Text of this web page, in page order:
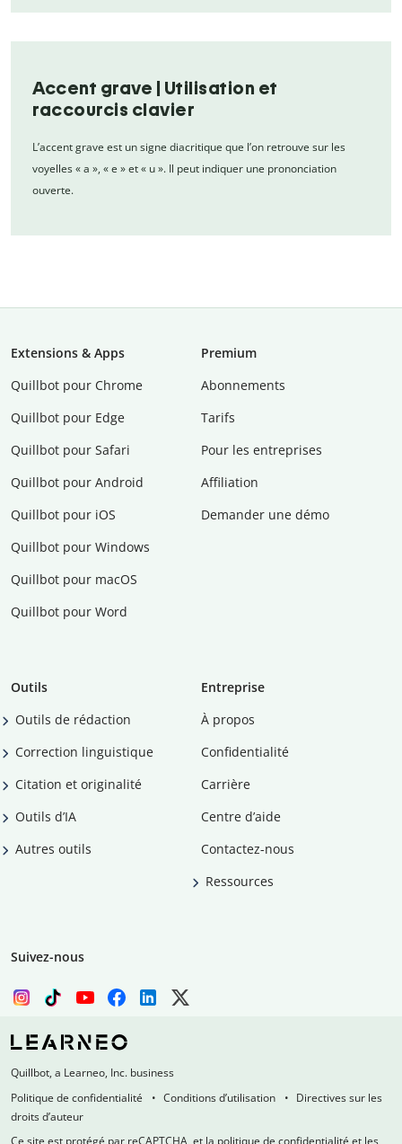
Accent grave | Utilisation et
raccourcis clavier
L’accent grave est un signe diacritique que l’on retrouve sur les
voyelles « a », « e » et « u ». Il peut indiquer une prononciation
ouverte.
Extensions & Apps
Quillbot pour Chrome
Quillbot pour Edge
Quillbot pour Safari
Quillbot pour Android
Quillbot pour iOS
Quillbot pour Windows
Quillbot pour macOS
Quillbot pour Word
Premium
Abonnements
Tarifs
Pour les entreprises
Affiliation
Demander une démo
Outils
Outils de rédaction
Correction linguistique
Citation et originalité
Outils d’IA
Autres outils
Entreprise
À propos
Confidentialité
Carrière
Centre d’aide
Contactez-nous
Ressources
Suivez-nous
Quillbot, a Learneo, Inc. business
Politique de confidentialité
Conditions d’utilisation
Directives sur les
droits d’auteur
Ce site est protégé par reCAPTCHA, et la politique de confidentialité et les